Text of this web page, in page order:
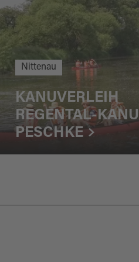
Nittenau
KANUVERLEIH
REGENTAL-KANU
PESCHKE